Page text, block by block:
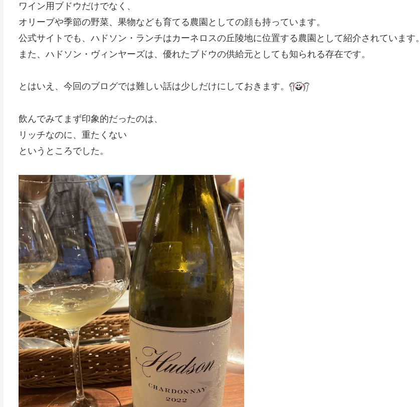
ワイン用ブドウだけでなく、
オリーブや季節の野菜、果物なども育てる農園としての顔も持っています。
公式サイトでも、ハドソン・ランチはカーネロスの丘陵地に位置する農園として紹介されています。
また、ハドソン・ヴィンヤーズは、優れたブドウの供給元としても知られる存在です。
とはいえ、今回のブログでは難しい話は少しだけにしておきます。
飲んでみてまず印象的だったのは、
リッチなのに、重たくない
というところでした。